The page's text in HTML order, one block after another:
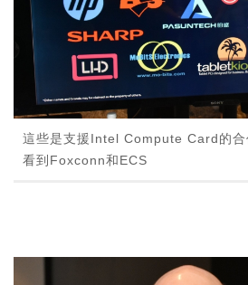
這些是支援Intel Compute Card的合
看到Foxconn和ECS